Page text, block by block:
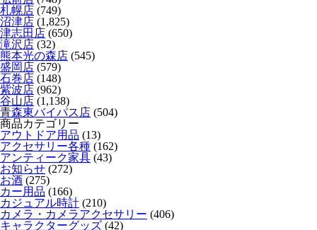
札幌店 (749)
沼津店 (1,825)
津志田店 (650)
滝沢店 (32)
熊本光の森店 (545)
盛岡店 (579)
石巻店 (148)
紫波店 (962)
谷山店 (1,138)
青森東バイパス店 (504)
商品カテゴリー
アウトドア用品 (13)
アクセサリー各種 (162)
アンティーク家具 (43)
お知らせ (272)
お酒 (275)
カー用品 (166)
カジュアル時計 (210)
カメラ・カメラアクセサリー (406)
キャラクターグッズ (42)